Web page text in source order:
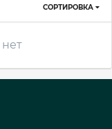
СОРТИРОВКА